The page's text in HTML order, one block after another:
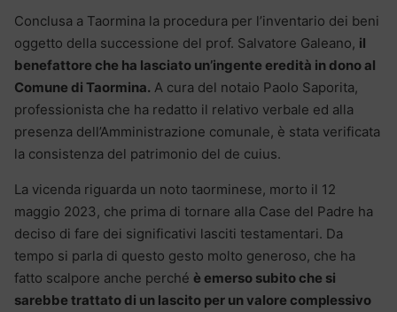
Conclusa a Taormina la procedura per l’inventario dei beni
oggetto della successione del prof. Salvatore Galeano, il
benefattore che ha lasciato un’ingente eredità in dono al
Comune di Taormina. A cura del notaio Paolo Saporita,
professionista che ha redatto il relativo verbale ed alla
presenza dell’Amministrazione comunale, è stata verificata
la consistenza del patrimonio del de cuius.
La vicenda riguarda un noto taorminese, morto il 12
maggio 2023, che prima di tornare alla Case del Padre ha
deciso di fare dei significativi lasciti testamentari. Da
tempo si parla di questo gesto molto generoso, che ha
fatto scalpore anche perché è emerso subito che si
sarebbe trattato di un lascito per un valore complessivo